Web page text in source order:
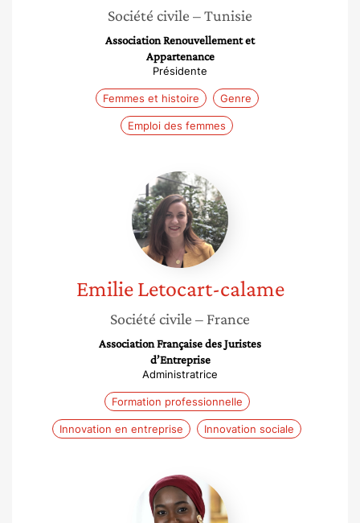
Société civile – Tunisie
Association Renouvellement et
Appartenance
Présidente
Femmes et histoire Genre
Emploi des femmes
Emilie
Letocart-
calame
Emilie Letocart-calame
Société civile – France
Association Française des Juristes
d’Entreprise
Administratrice
Formation professionnelle
Innovation en entreprise Innovation sociale
Rabyatou
Diallo